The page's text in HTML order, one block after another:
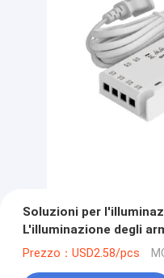
Soluzioni per
L'illuminazione degli
alimentazione 12V
Prezzo：USD2.58/pcs